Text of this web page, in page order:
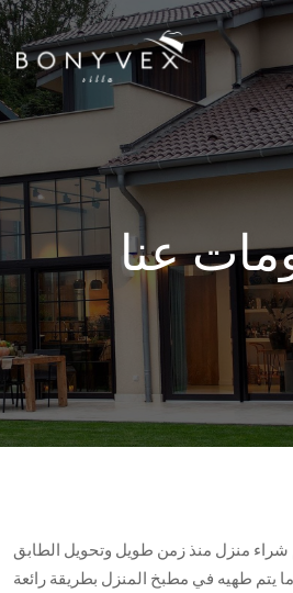
عنا
منزل منذ زمن طويل وتحويل الطابق
يتم طهيه في مطبخ المنزل بطريقة رائعة